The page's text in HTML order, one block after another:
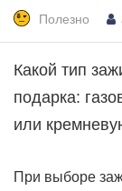
Полезно
Какой тип
подарка:
или
При выборе